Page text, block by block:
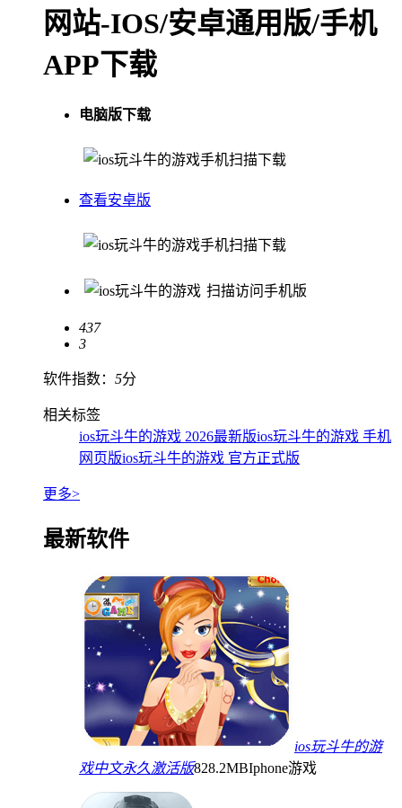
网站-IOS/安卓通用版/手机
APP下载
电脑版下载
手机扫描下载
查看安卓版
手机扫描下载
扫描访问手机版
437
3
软件指数： 5分
相关标签
ios玩斗牛的游戏 2026最新版ios玩斗牛的游戏 手机
网页版ios玩斗牛的游戏 官方正式版
更多>
最新软件
ios玩斗牛的游
戏中文永久激活版828.2MBIphone游戏